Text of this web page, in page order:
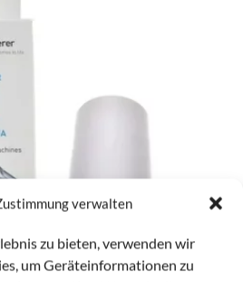
verwalten
zu bieten, verwenden wir
um Geräteinformationen zu